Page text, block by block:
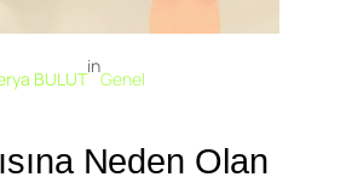
BULUT
in
Genel
Neden Olan